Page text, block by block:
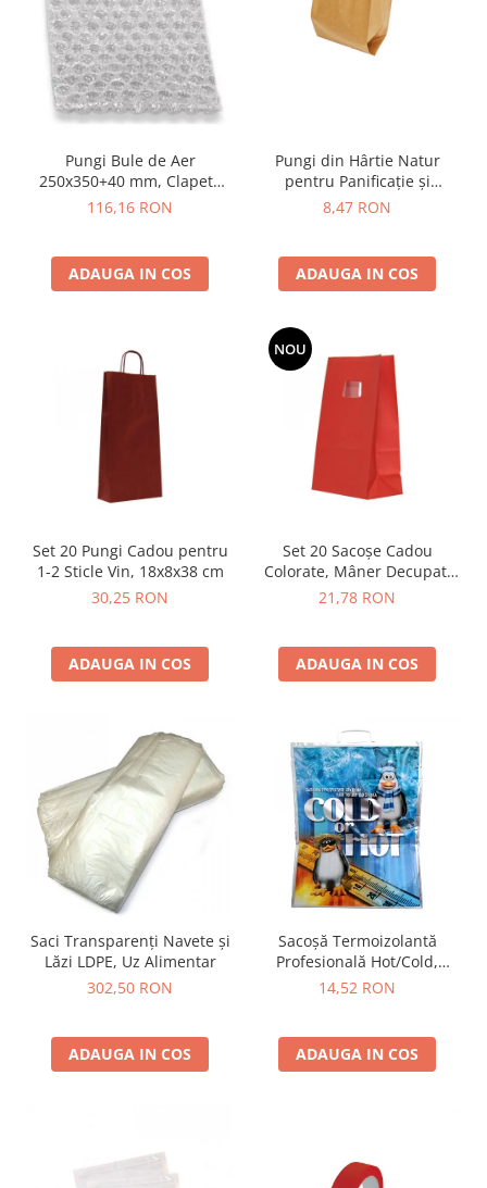
Pungi Bule de Aer
250x350+40 mm, Clapetă
Adezivă, 80 buc
116,16 RON
ADAUGA IN COS
Pungi din Hârtie Natur
pentru Panificație și
Patiserie, Neimprimate
8,47 RON
ADAUGA IN COS
Set 20 Pungi Cadou pentru
1-2 Sticle Vin, 18x8x38 cm
30,25 RON
ADAUGA IN COS
NOU
Set 20 Sacoșe Cadou
Colorate, Mâner Decupat,
Mix Culori
21,78 RON
ADAUGA IN COS
Saci Transparenți Navete și
Lăzi LDPE, Uz Alimentar
302,50 RON
ADAUGA IN COS
Sacoșă Termoizolantă
Profesională Hot/Cold,
Reutilizabilă, Închidere
14,52 RON
ADAUGA IN COS